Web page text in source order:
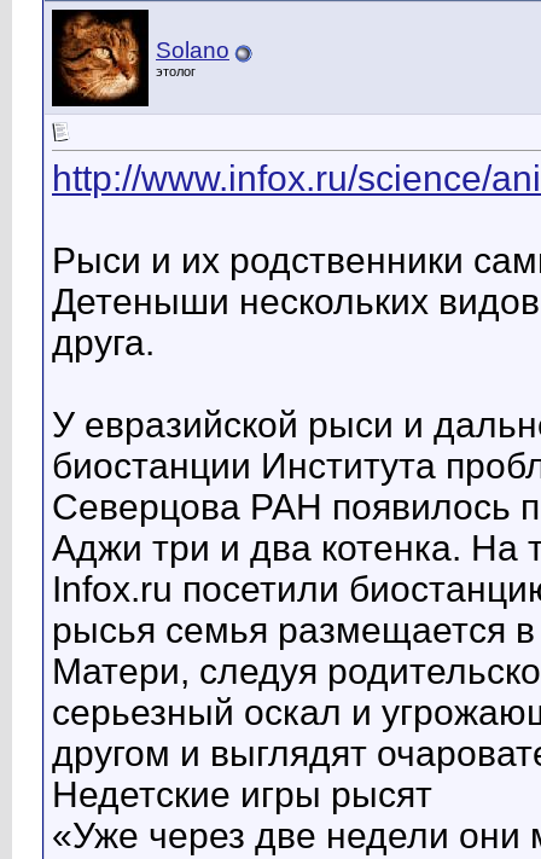
Solano
этолог
http://www.infox.ru/science/
Рыси и их родственники
Детеныши нескольких
друга.
У евразийской рыси и
биостанции Института
Северцова РАН появилось
Аджи три и два котенка. На
Infox.ru посетили
рысья семья размещается
Матери, следуя
серьезный оскал и
другом и выглядят
Недетские игры рысят
«Уже через две недели они